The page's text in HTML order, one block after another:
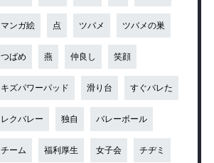
マンガ絵 点 ツバメ ツバメの巣
つばめ 燕 仲良し 笑顔
キズパワーパッド 滑り台 すぐバレた
レクバレー 独自 バレーボール
チーム 福利厚生 女子会 チヂミ